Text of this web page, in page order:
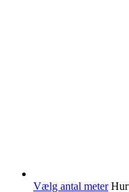
Vælg antal meter